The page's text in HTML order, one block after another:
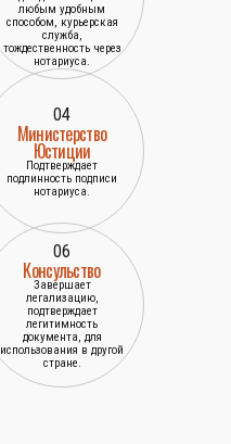
любым удобным
способом, курьерская
служба,
тождественность через
нотариуса.
04
Министерство
Юстиции
Подтверждает
подлинность подписи
нотариуса.
06
Консульство
Завершает
легализацию,
подтверждает
легитимность
документа, для
использования в другой
стране.